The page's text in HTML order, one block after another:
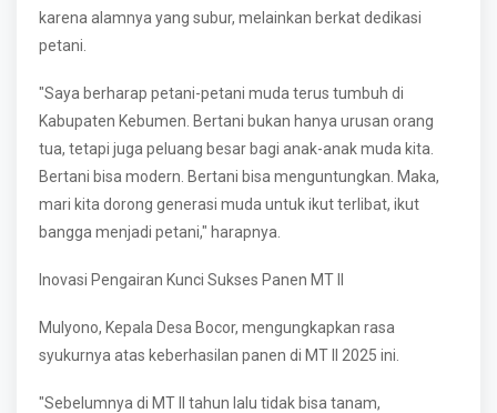
karena alamnya yang subur, melainkan berkat dedikasi
petani.
"Saya berharap petani-petani muda terus tumbuh di
Kabupaten Kebumen. Bertani bukan hanya urusan orang
tua, tetapi juga peluang besar bagi anak-anak muda kita.
Bertani bisa modern. Bertani bisa menguntungkan. Maka,
mari kita dorong generasi muda untuk ikut terlibat, ikut
bangga menjadi petani," harapnya.
Inovasi Pengairan Kunci Sukses Panen MT II
Mulyono, Kepala Desa Bocor, mengungkapkan rasa
syukurnya atas keberhasilan panen di MT II 2025 ini.
"Sebelumnya di MT II tahun lalu tidak bisa tanam,